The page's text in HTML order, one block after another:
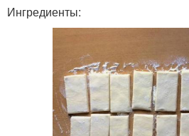
Ингредиенты: